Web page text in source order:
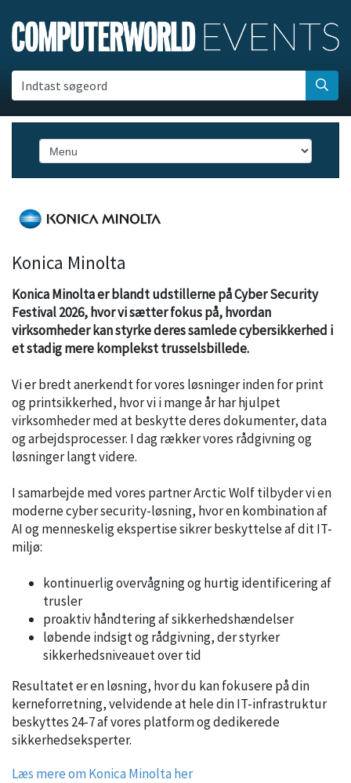
Indtast søgeord
Konica Minolta
Konica Minolta er blandt udstillerne på Cyber Security
Festival 2026, hvor vi sætter fokus på, hvordan
virksomheder kan styrke deres samlede cybersikkerhed i
et stadig mere komplekst trusselsbillede.
Vi er bredt anerkendt for vores løsninger inden for print
og printsikkerhed, hvor vi i mange år har hjulpet
virksomheder med at beskytte deres dokumenter, data
og arbejdsprocesser. I dag rækker vores rådgivning og
løsninger langt videre.
I samarbejde med vores partner Arctic Wolf tilbyder vi en
moderne cyber security-løsning, hvor en kombination af
AI og menneskelig ekspertise sikrer beskyttelse af dit IT-
miljø:
kontinuerlig overvågning og hurtig identificering af
trusler
proaktiv håndtering af sikkerhedshændelser
løbende indsigt og rådgivning, der styrker
sikkerhedsniveauet over tid
Resultatet er en løsning, hvor du kan fokusere på din
kerneforretning, velvidende at hele din IT-infrastruktur
beskyttes 24-7 af vores platform og dedikerede
sikkerhedseksperter.
Læs mere om Konica Minolta her